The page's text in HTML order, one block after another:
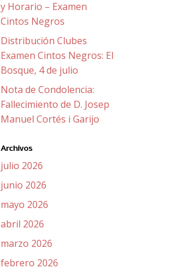
y Horario – Examen
Cintos Negros
Distribución Clubes
Examen Cintos Negros: El
Bosque, 4 de julio
Nota de Condolencia:
Fallecimiento de D. Josep
Manuel Cortés i Garijo
Archivos
julio 2026
junio 2026
mayo 2026
abril 2026
marzo 2026
febrero 2026